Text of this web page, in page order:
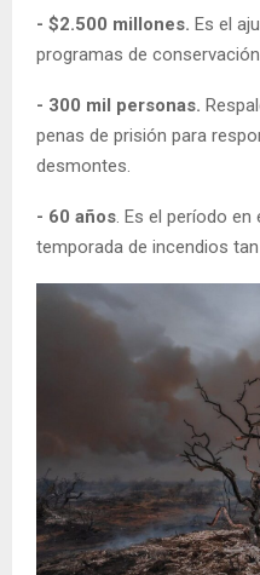
- $2.500 millones. Es el
programas de
- 300 mil personas.
penas de prisión para
desmontes.
- 60 años. Es el período
temporada de incendios